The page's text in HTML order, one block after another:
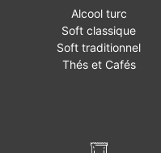
Alcool turc
Soft classique
Soft traditionnel
Thés et Cafés